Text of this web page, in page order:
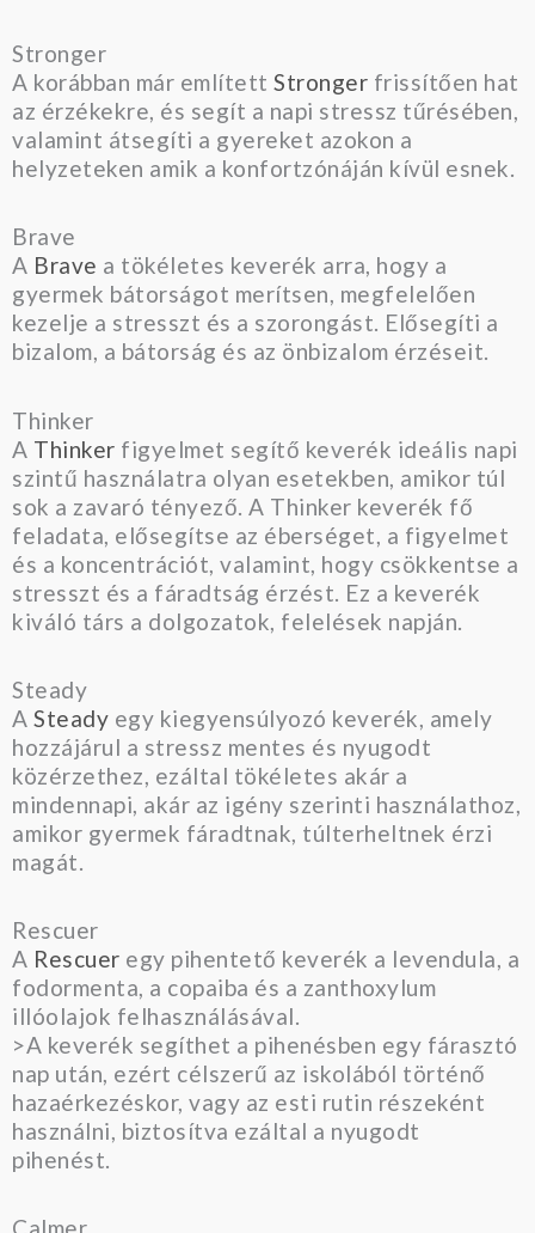
Stronger
A korábban már említett Stronger frissítően hat
az érzékekre, és segít a napi stressz tűrésében,
valamint átsegíti a gyereket azokon a
helyzeteken amik a konfortzónáján kívül esnek.
Brave
A Brave a tökéletes keverék arra, hogy a
gyermek bátorságot merítsen, megfelelően
kezelje a stresszt és a szorongást. Elősegíti a
bizalom, a bátorság és az önbizalom érzéseit.
Thinker
A Thinker figyelmet segítő keverék ideális napi
szintű használatra olyan esetekben, amikor túl
sok a zavaró tényező. A Thinker keverék fő
feladata, elősegítse az éberséget, a figyelmet
és a koncentrációt, valamint, hogy csökkentse a
stresszt és a fáradtság érzést. Ez a keverék
kiváló társ a dolgozatok, felelések napján.
Steady
A Steady egy kiegyensúlyozó keverék, amely
hozzájárul a stressz mentes és nyugodt
közérzethez, ezáltal tökéletes akár a
mindennapi, akár az igény szerinti használathoz,
amikor gyermek fáradtnak, túlterheltnek érzi
magát.
Rescuer
A Rescuer egy pihentető keverék a levendula, a
fodormenta, a copaiba és a zanthoxylum
illóolajok felhasználásával.
>A keverék segíthet a pihenésben egy fárasztó
nap után, ezért célszerű az iskolából történő
hazaérkezéskor, vagy az esti rutin részeként
használni, biztosítva ezáltal a nyugodt
pihenést.